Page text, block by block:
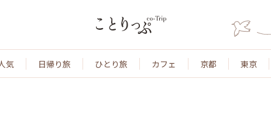
気 日帰り旅 ひとり旅 カフェ 京都 東京